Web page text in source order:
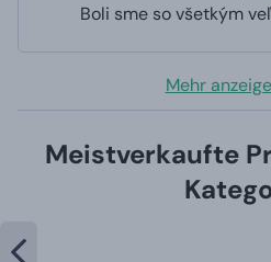
Boli sme so všetkým
Mehr
Meistverkaufte